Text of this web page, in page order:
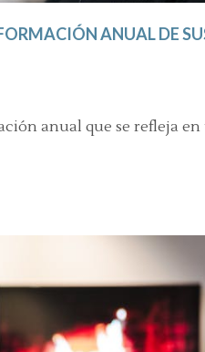
ANUAL DE
anual que se refleja en